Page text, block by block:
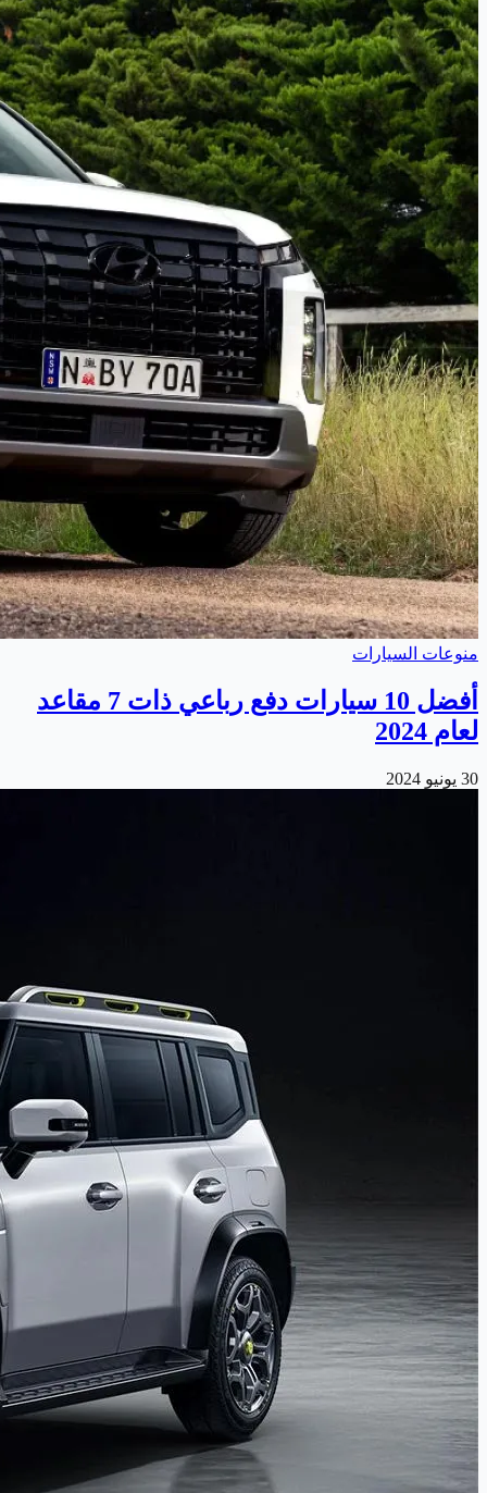
منوعات السيارات
أفضل 10 سيارات دفع رباعي ذات 7 مقاعد
لعام 2024
30 يونيو 2024